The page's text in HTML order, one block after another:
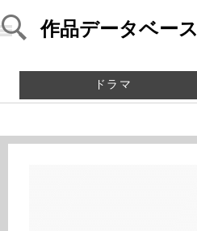
作品データベース
ドラマ